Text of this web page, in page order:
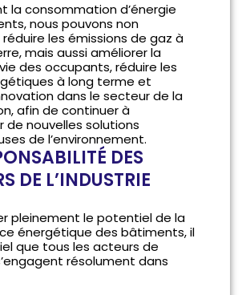
la consommation d’énergie
nous pouvons non
les émissions de gaz à
mais aussi améliorer la
des occupants, réduire les
à long terme et
dans le secteur de la
afin de continuer à
de nouvelles solutions
de l’environnement.
DES
DE L’INDUSTRIE
pleinement le potentiel de la
énergétique des bâtiments, il
que tous les acteurs de
résolument dans